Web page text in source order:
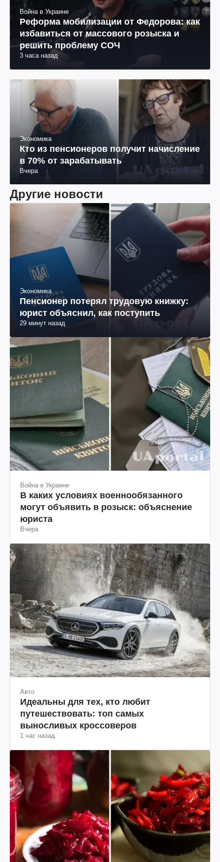
Война в Украине
Реформа мобилизации от Федорова: как
избавиться от массового розыска и
решить проблему СОЧ
3 часа назад
Экономика
Кто из пенсионеров получит начисление
в 70% от зарабатывать
Вчера
Другие новости
Экономика
Пенсионер потерял трудовую книжку:
юрист объяснил, как поступить
29 минут назад
Война в Украине
В каких условиях военнообязанного
могут объявить в розыск: объяснение
юриста
Вчера
Авто
Идеальны для тех, кто любит
путешествовать: топ самых
выносливых кроссоверов
1 час назад